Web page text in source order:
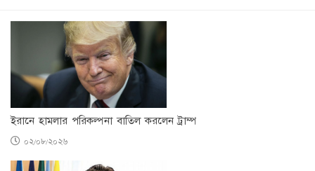
ইরানে হামলার পরিকল্পনা বাতিল করলেন ট্রাম্প
০২/০৮/২০২৬